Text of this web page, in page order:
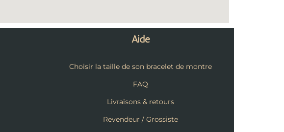
Aide
Choisir la taille de son bracelet de montre
FAQ
Livraisons & retours
Revendeur / Grossiste